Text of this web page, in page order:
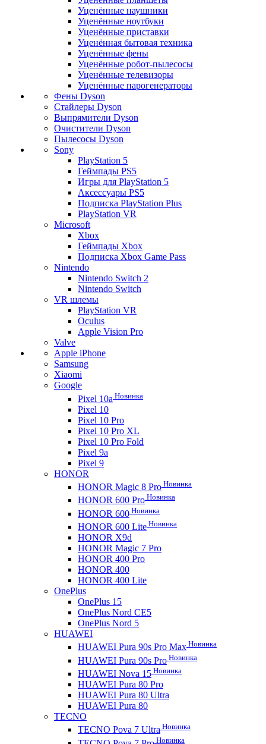
Уценённые наушники
Уценённые ноутбуки
Уценённые приставки
Уценённая бытовая техника
Уценённые фены
Уценённые робот-пылесосы
Уценённые телевизоры
Уценённые парогенераторы
Фены Dyson
Стайлеры Dyson
Выпрямители Dyson
Очистители Dyson
Пылесосы Dyson
Sony
PlayStation 5
Геймпады PS5
Игры для PlayStation 5
Аксессуары PS5
Подписка PlayStation Plus
PlayStation VR
Microsoft
Xbox
Геймпады Xbox
Подписка Xbox Game Pass
Nintendo
Nintendo Switch 2
Nintendo Switch
VR шлемы
PlayStation VR
Oculus
Apple Vision Pro
Valve
Apple iPhone
Samsung
Xiaomi
Google
Pixel 10a Новинка
Pixel 10
Pixel 10 Pro
Pixel 10 Pro XL
Pixel 10 Pro Fold
Pixel 9a
Pixel 9
HONOR
HONOR Magic 8 Pro Новинка
HONOR 600 Pro Новинка
HONOR 600 Новинка
HONOR 600 Lite Новинка
HONOR X9d
HONOR Magic 7 Pro
HONOR 400 Pro
HONOR 400
HONOR 400 Lite
OnePlus
OnePlus 15
OnePlus Nord CE5
OnePlus Nord 5
HUAWEI
HUAWEI Pura 90s Pro Max Новинка
HUAWEI Pura 90s Pro Новинка
HUAWEI Nova 15 Новинка
HUAWEI Pura 80 Pro
HUAWEI Pura 80 Ultra
HUAWEI Pura 80
TECNO
TECNO Pova 7 Ultra Новинка
Новинка